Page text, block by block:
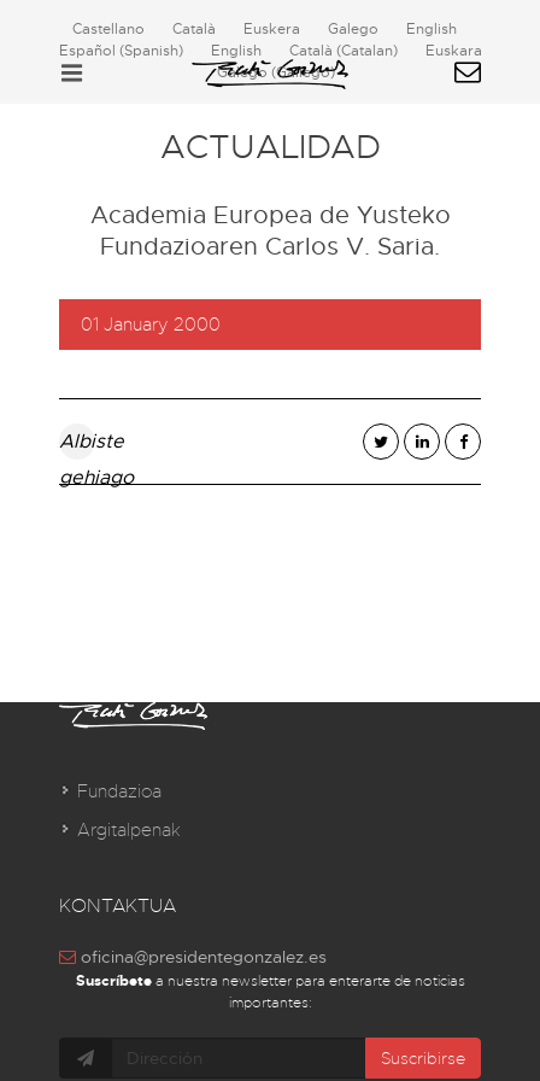
Castellano Català Euskera Galego
English
Español (Spanish) English Català (Catalan)
Euskara
Galego (Gallego)
ACTUALIDAD
Academia Europea de Yusteko
Fundazioaren Carlos V. Saria.
01 January 2000
Albiste
gehiago
Fundazioa
Argitalpenak
KONTAKTUA
oficina@presidentegonzalez.es
Suscríbetea nuestra newsletter para enterarte de noticias
importantes:
Suscribirse